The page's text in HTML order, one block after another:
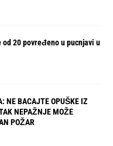
20 povređeno u pucnjavi u
NE BACAJTE OPUŠKE IZ
NEPAŽNJE MOŽE
POŽAR